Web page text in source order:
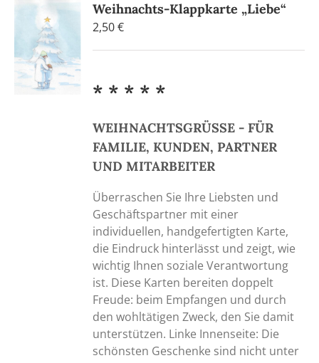
Weihnachts-Klappkarte „Liebe“
2,50€
* * * * *
WEIHNACHTSGRÜSSE - FÜR
FAMILIE, KUNDEN, PARTNER
UND MITARBEITER
Überraschen Sie Ihre Liebsten und
Geschäftspartner mit einer
individuellen, handgefertigten Karte,
die Eindruck hinterlässt und zeigt, wie
wichtig Ihnen soziale Verantwortung
ist. Diese Karten bereiten doppelt
Freude: beim Empfangen und durch
den wohltätigen Zweck, den Sie damit
unterstützen. Linke Innenseite: Die
schönsten Geschenke sind nicht unter